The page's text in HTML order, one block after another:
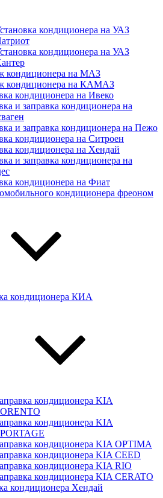
кондиционера на УАЗ
кондиционера на УАЗ
кондиционера на МАЗ
кондиционера на КАМАЗ
кондиционера на Ивеко
и заправка кондиционера на
и заправка кондиционера на Пежо
кондиционера на Ситроен
кондиционера на Хендай
и заправка кондиционера на
кондиционера на Фиат
кондиционера фреоном
кондиционера КИА
кондиционера KIA
кондиционера KIA
кондиционера KIA OPTIMA
кондиционера KIA CEED
кондиционера KIA RIO
кондиционера KIA CERATO
кондиционера Хендай